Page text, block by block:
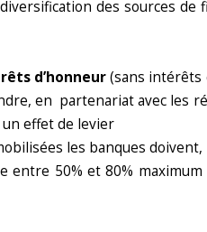
des sources
d’honneur(sans intérêts
en partenariat avec les
un effet de levier
les banques
50% et 80%